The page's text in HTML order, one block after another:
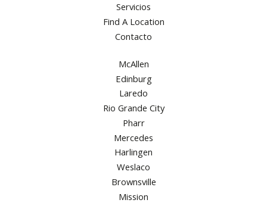
Servicios
Find A Location
Contacto
McAllen
Edinburg
Laredo
Rio Grande City
Pharr
Mercedes
Harlingen
Weslaco
Brownsville
Mission